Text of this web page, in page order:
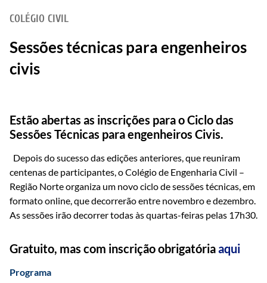
COLÉGIO CIVIL
Sessões técnicas para engenheiros
civis
Estão abertas as inscrições para o Ciclo das
Sessões Técnicas para engenheiros Civis.
Depois do sucesso das edições anteriores, que reuniram
centenas de participantes, o Colégio de Engenharia Civil –
Região Norte organiza um novo ciclo de sessões técnicas, em
formato online, que decorrerão entre novembro e dezembro.
As sessões irão decorrer todas às quartas-feiras pelas 17h30.
Gratuito, mas com inscrição obrigatóriaaqui
Programa